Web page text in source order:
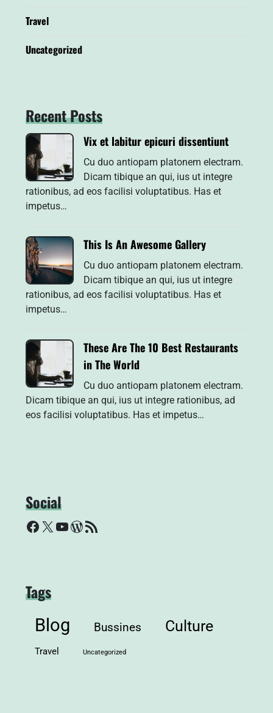
Travel
Uncategorized
Recent Posts
Vix et labitur epicuri dissentiunt
Cu duo antiopam platonem electram.
Dicam tibique an qui, ius ut integre
rationibus, ad eos facilisi voluptatibus. Has et
impetus…
This Is An Awesome Gallery
Cu duo antiopam platonem electram.
Dicam tibique an qui, ius ut integre
rationibus, ad eos facilisi voluptatibus. Has et
impetus…
These Are The 10 Best Restaurants
in The World
Cu duo antiopam platonem electram.
Dicam tibique an qui, ius ut integre rationibus, ad
eos facilisi voluptatibus. Has et impetus…
Social
Facebook
X YouTube
WordPress
RSS Feed
Tags
Blog Bussines Culture
Travel Uncategorized